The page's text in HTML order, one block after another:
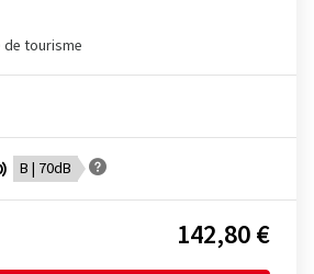
de tourisme
B | 70dB
142,80 €